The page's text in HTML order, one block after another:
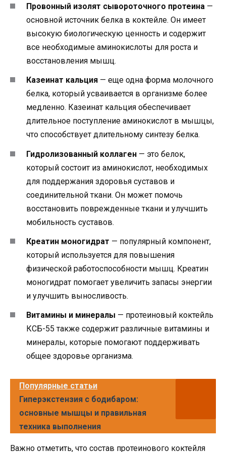
Провонный изолят сывороточного протеина —
основной источник белка в коктейле. Он имеет
высокую биологическую ценность и содержит
все необходимые аминокислоты для роста и
восстановления мышц.
Казеинат кальция — еще одна форма молочного
белка, который усваивается в организме более
медленно. Казеинат кальция обеспечивает
длительное поступление аминокислот в мышцы,
что способствует длительному синтезу белка.
Гидролизованный коллаген — это белок,
который состоит из аминокислот, необходимых
для поддержания здоровья суставов и
соединительной ткани. Он может помочь
восстановить поврежденные ткани и улучшить
мобильность суставов.
Креатин моногидрат — популярный компонент,
который используется для повышения
физической работоспособности мышц. Креатин
моногидрат помогает увеличить запасы энергии
и улучшить выносливость.
Витамины и минералы — протеиновый коктейль
КСБ-55 также содержит различные витамины и
минералы, которые помогают поддерживать
общее здоровье организма.
Популярные статьи
Гиперэкстензия с бодибаром:
основные мышцы и правильная
техника выполнения
Важно отметить, что состав протеинового коктейля